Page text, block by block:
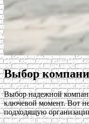
Выбор
Выбор надежной
ключевой момент. Вот
подходящую